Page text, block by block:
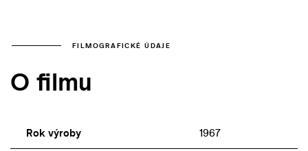
FILMOGRAFICKÉ ÚDAJE
O filmu
Rok výroby 1967